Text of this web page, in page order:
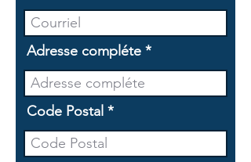
Adresse compléte
Code Postal